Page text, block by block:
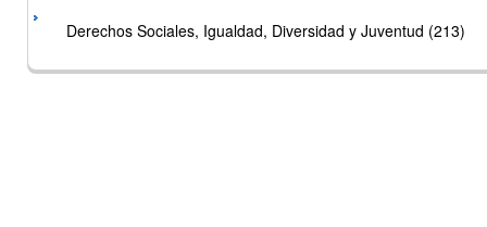
Derechos Sociales, Igualdad, Diversidad y Juventud (213)